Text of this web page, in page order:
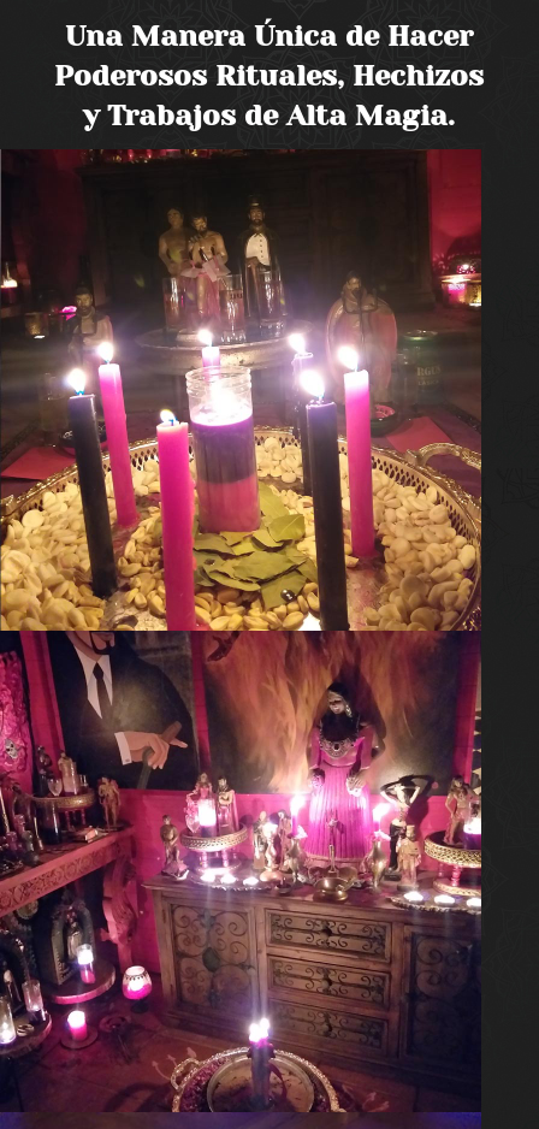
Una Manera Única de Hacer
Poderosos Rituales, Hechizos
y Trabajos de Alta Magia.